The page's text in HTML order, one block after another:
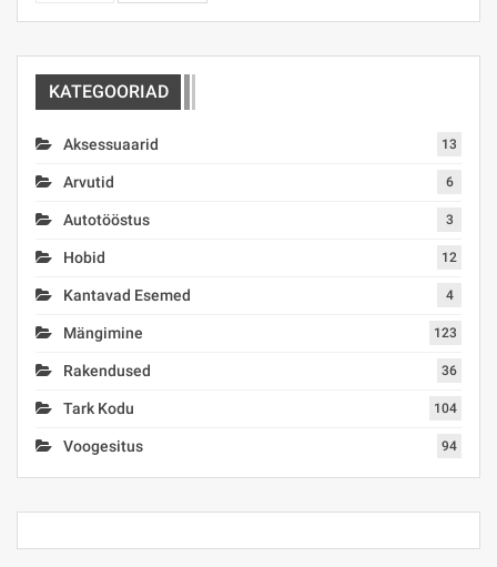
KATEGOORIAD
Aksessuaarid 13
Arvutid 6
Autotööstus 3
Hobid 12
Kantavad Esemed 4
Mängimine 123
Rakendused 36
Tark Kodu 104
Voogesitus 94